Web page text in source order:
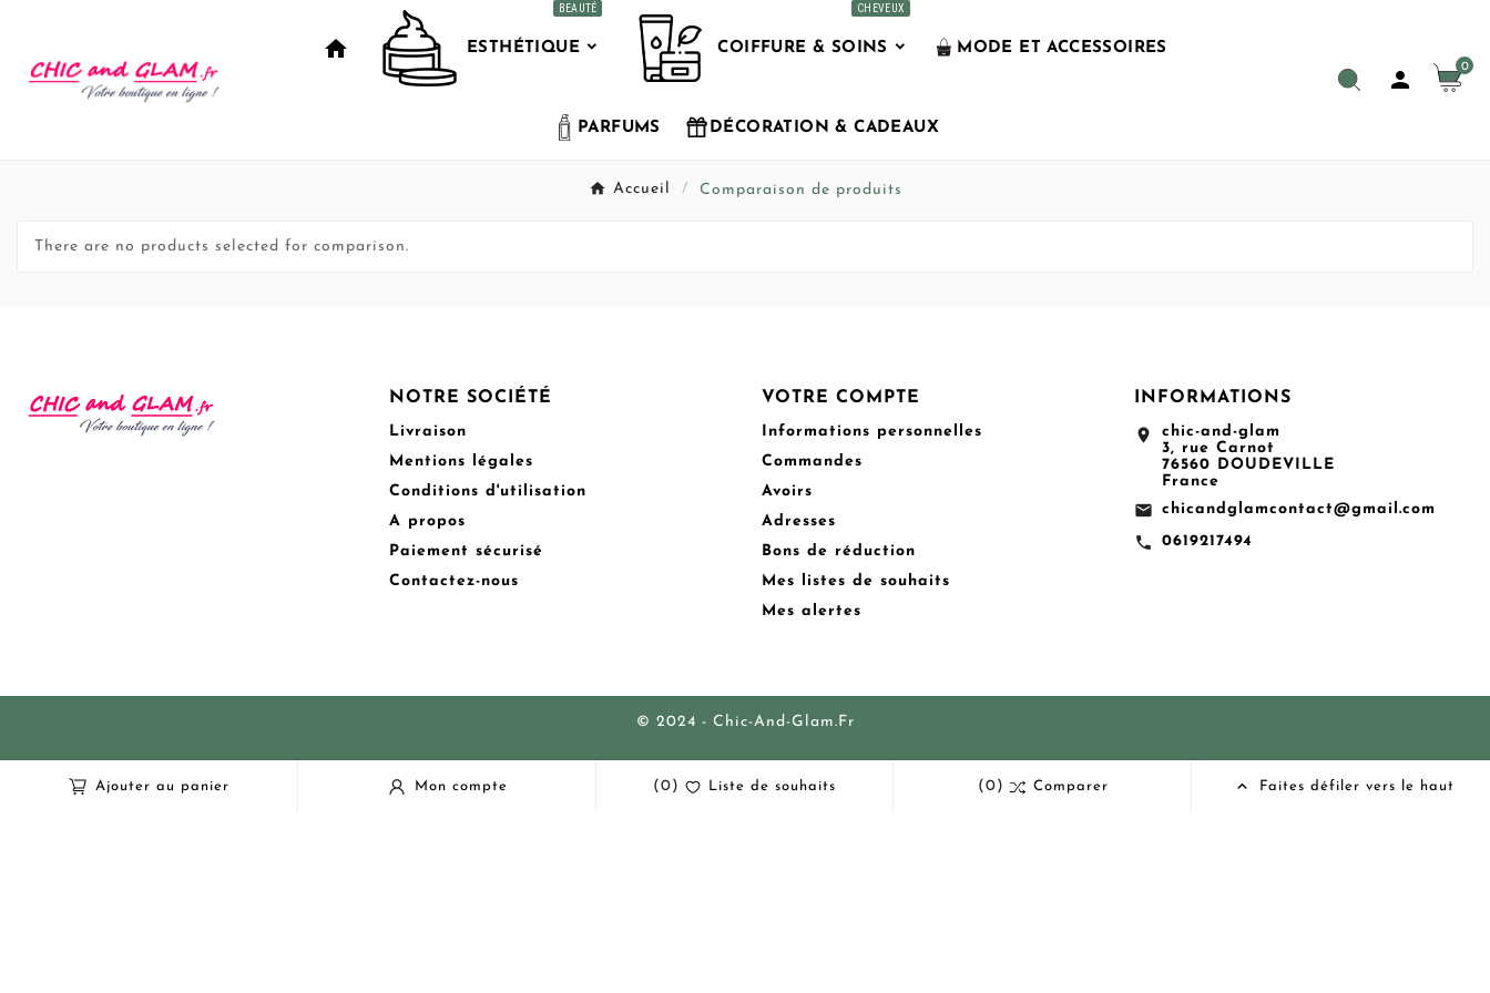
home ESTHÉTIQUE
BEAUTÉ
COIFFURE & SOINS
CHEVEUX
MODE ET ACCESSOIRES
PARFUMS DÉCORATION & CADEAUX
 0
Accueil Comparaison de produits
There are no products selected for comparison.
NOTRE SOCIÉTÉ
Livraison
Mentions légales
Conditions d'utilisation
A propos
Paiement sécurisé
Contactez-nous
VOTRE COMPTE
Informations personnelles
Commandes
Avoirs
Adresses
Bons de réduction
Mes listes de souhaits
Mes alertes
INFORMATIONS
location_on
chic-and-glam
3, rue Carnot
76560 DOUDEVILLE
France
email chicandglamcontact@gmail.com
call 0619217494
© 2024 - Chic-And-Glam.fr
Ajouter au panier Mon compte (0) Liste de souhaits (0) Comparer  Faites défiler vers le haut